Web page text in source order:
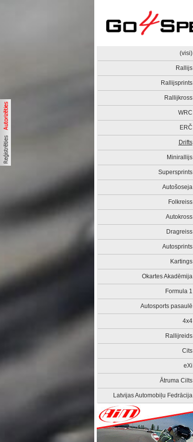
(visi)
Rallijs
Rallijsprints
Rallijkross
WRC
ERČ
Drifts
Minirallijs
Supersprints
Autošoseja
Folkreiss
Autokross
Dragreiss
Autosprints
Kartings
Okartes Akadēmija
Formula 1
Autosports pasaulē
4x4
Rallijreids
Cits
eXi
Ātruma Cilts
Latvijas Automobiļu Fedrācija